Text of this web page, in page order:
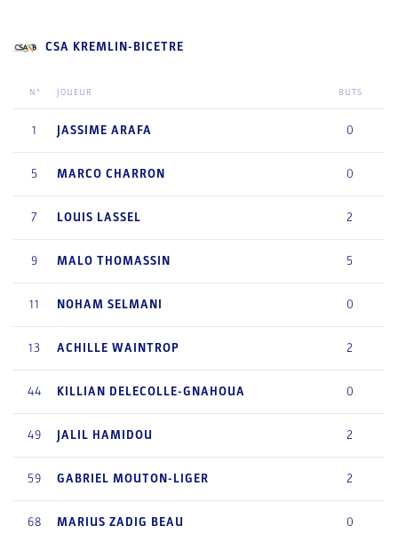
CSA KREMLIN-BICETRE
N° JOUEUR BUTS
1 JASSIME ARAFA 0
5 MARCO CHARRON 0
7 LOUIS LASSEL 2
9 MALO THOMASSIN 5
11 NOHAM SELMANI 0
13 ACHILLE WAINTROP 2
44 KILLIAN DELECOLLE-GNAHOUA 0
49 JALIL HAMIDOU 2
59 GABRIEL MOUTON-LIGER 2
68 MARIUS ZADIG BEAU 0